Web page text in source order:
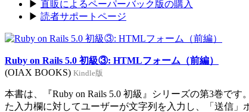
▶ 直販によるペーパーバック版の購入
▶ 読者サポートページ
Ruby on Rails 5.0 初級③: HTMLフォーム（前編）
(OIAX BOOKS) Kindle版
本書は、『Ruby on Rails 5.0 初級』シリーズの第3巻で
た入力欄に対してユーザーが文字列を入力し、「送信」